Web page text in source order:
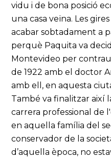
vidu i de bona posició
una casa veïna. Les
acabar sobtadament a
perquè Paquita va
Montevideo per
de 1922 amb el doctor
amb ell, en aquesta
També va finalitzar així
carrera professional de
en aquella família del
conservador de la
d’aquella època, no